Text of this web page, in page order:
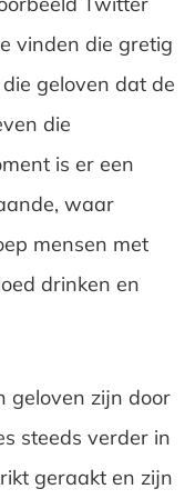
vinden die gretig
geloven dat de
die
is er een
waar
mensen met
drinken en
geloven zijn door
steeds verder in
geraakt en zijn